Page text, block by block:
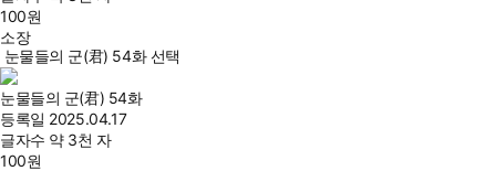
100원
소장
눈물들의 군(君) 54화 선택
눈물들의 군(君) 54화
등록일 2025.04.17
글자수 약 3천 자
100원